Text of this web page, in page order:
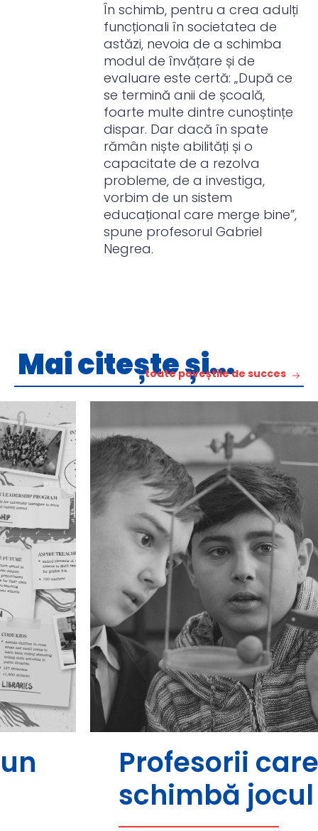
În schimb, pentru a crea adulți
funcționali în societatea de
astăzi, nevoia de a schimba
modul de învățare și de
evaluare este certă: „După ce
se termină anii de școală,
foarte multe dintre cunoștințe
dispar. Dar dacă în spate
rămân niște abilități și o
capacitate de a rezolva
probleme, de a investiga,
vorbim de un sistem
educațional care merge bine”,
spune profesorul Gabriel
Negrea.
Mai citește și...
toate poveștile de succes
Profesorii care
schimbă jocul